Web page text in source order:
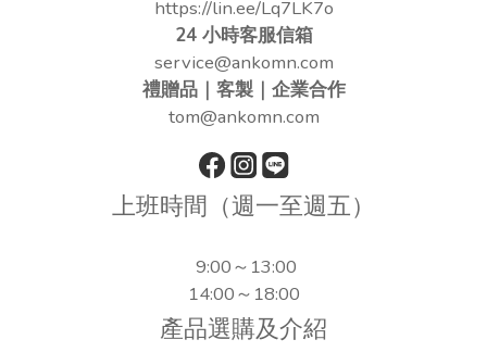
https://lin.ee/Lq7LK7o
24 小時客服信箱
service@ankomn.com
禮贈品｜客製｜企業合作
tom@ankomn.com
上班時間（週一至週五）
9:00～13:00
14:00～18:00
產品選購及介紹